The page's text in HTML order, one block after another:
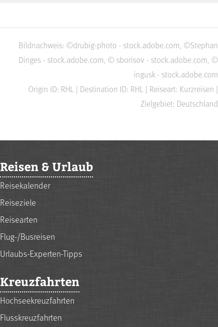
Bildnachweis: ©drubig-photo - stock.adobe.com, ©Stephan
Dinges - stock.adobe.com, © sborisov - stock.adobe.com, ©
ingusk - stock.adobe.com
Origin ID: RHL | Destination ID: RHL | Reiseart: Kurzreisen |
Zielgebiet: Deutschland
Reisen & Urlaub
Reisekalender
Reiseziele
Reisearten
Flug-/Busreisen
Urlaubs-Experten-Tipps
Kreuzfahrten
Hochseekreuzfahrten
Flusskreuzfahrten